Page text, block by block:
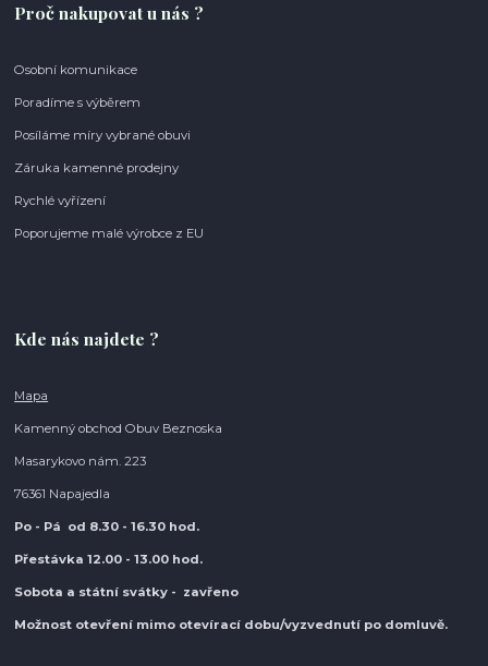
Proč nakupovat u nás ?
Osobní komunikace
Poradíme s výběrem
Posíláme míry vybrané obuvi
Záruka kamenné prodejny
Rychlé vyřízení
Poporujeme malé výrobce z EU
Kde nás najdete ?
Mapa
Kamenný obchod Obuv Beznoska
Masarykovo nám. 223
76361 Napajedla
Po - Pá od 8.30 - 16.30 hod.
Přestávka 12.00 - 13.00 hod.
Sobota a státní svátky - zavřeno
Možnost otevření mimo otevírací dobu/vyzvednutí po domluvě.